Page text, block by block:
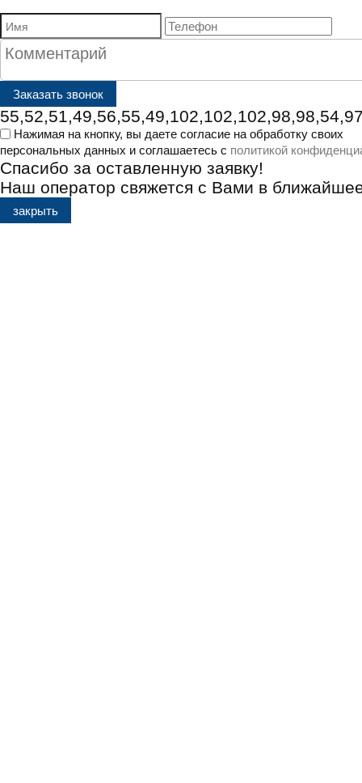
Нажимая на кнопку, вы даете согласие на обработку своих
персональных данных и соглашаетесь с политикой
Спасибо за оставленную заявку!
Наш оператор свяжется с Вами в
закрыть